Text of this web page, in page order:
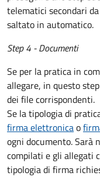
telematici secondari
saltato in automatico.
Step 4 - Documenti
Se per la pratica in
allegare, in questo
dei file corrispondenti.
Se la tipologia di
firma elettronicao
ogni documento. Sarà
compilati e gli allegati
tipologia di firma